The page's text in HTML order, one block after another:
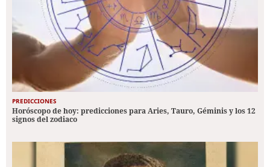
PREDICCIONES
Horóscopo de hoy: predicciones para Aries, Tauro, Géminis y los 12
signos del zodiaco